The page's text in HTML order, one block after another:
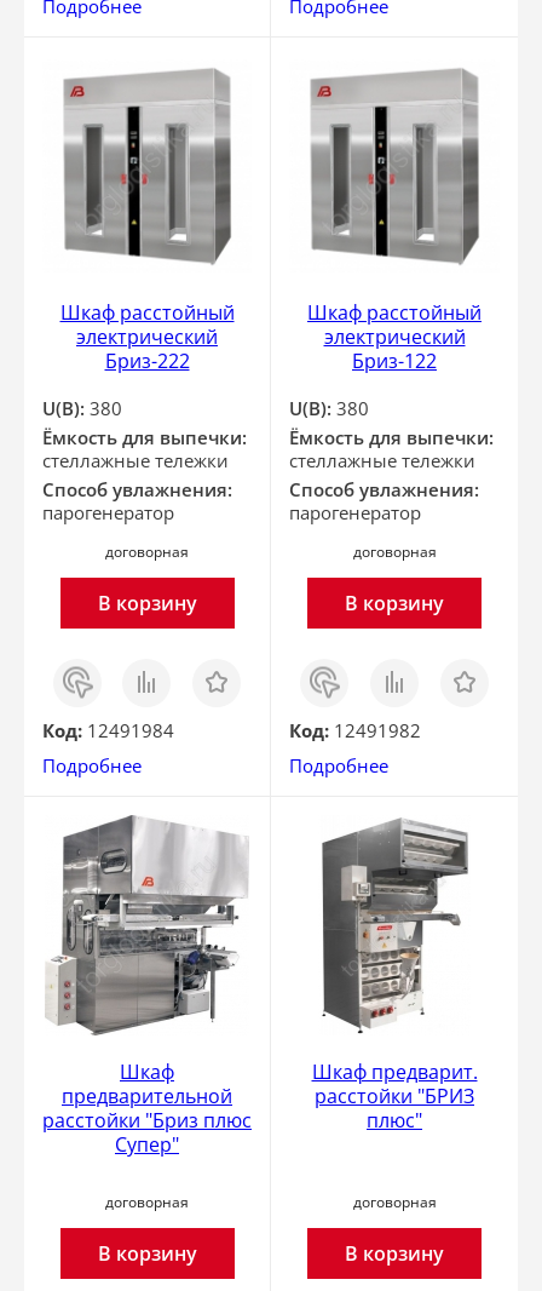
Подробнее
Подробнее
Шкаф расстойный
электрический
Бриз-222
U(В): 380
Ёмкость для выпечки:
стеллажные тележки
Способ увлажнения:
парогенератор
договорная
В корзину
Заказ
в 1
клик
Сравнить Отложить
Код: 12491984
Подробнее
Шкаф расстойный
электрический
Бриз-122
U(В): 380
Ёмкость для выпечки:
стеллажные тележки
Способ увлажнения:
парогенератор
договорная
В корзину
Заказ
в 1
клик
Сравнить Отложить
Код: 12491982
Подробнее
Шкаф
предварительной
расстойки "Бриз плюс
Супер"
договорная
В корзину
Шкаф предварит.
расстойки "БРИЗ
плюс"
договорная
В корзину